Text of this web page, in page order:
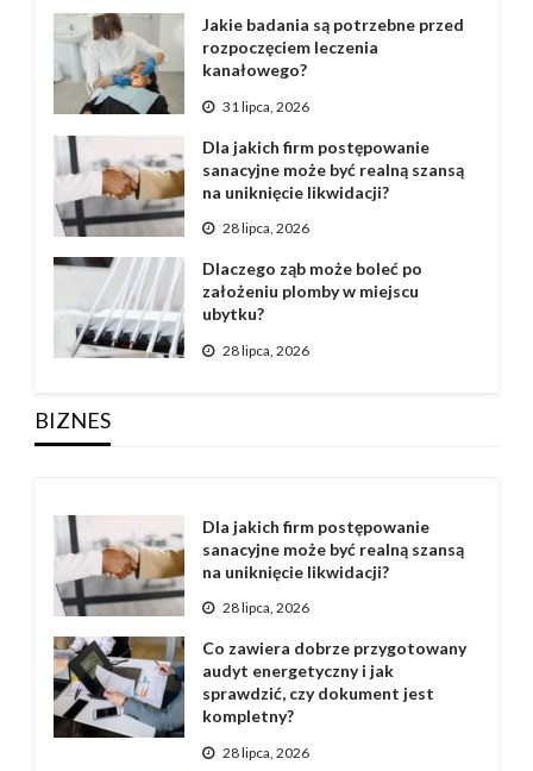
Jakie badania są potrzebne przed
rozpoczęciem leczenia
kanałowego?
31 lipca, 2026
Dla jakich firm postępowanie
sanacyjne może być realną szansą
na uniknięcie likwidacji?
28 lipca, 2026
Dlaczego ząb może boleć po
założeniu plomby w miejscu
ubytku?
28 lipca, 2026
BIZNES
Dla jakich firm postępowanie
sanacyjne może być realną szansą
na uniknięcie likwidacji?
28 lipca, 2026
Co zawiera dobrze przygotowany
audyt energetyczny i jak
sprawdzić, czy dokument jest
kompletny?
28 lipca, 2026